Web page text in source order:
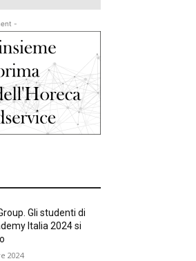
-
Gli studenti di
Italia 2024 si
2024